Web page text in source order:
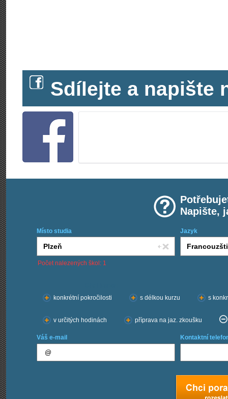
Sdílejte a napište
Napište,
Místo studia Jazyk
Počet nalezených škol: 1
konkrétní pokročilosti
s délkou kurzu s
v určitých hodinách příprava na jaz. zkoušku
Váš e-mail Kontaktní